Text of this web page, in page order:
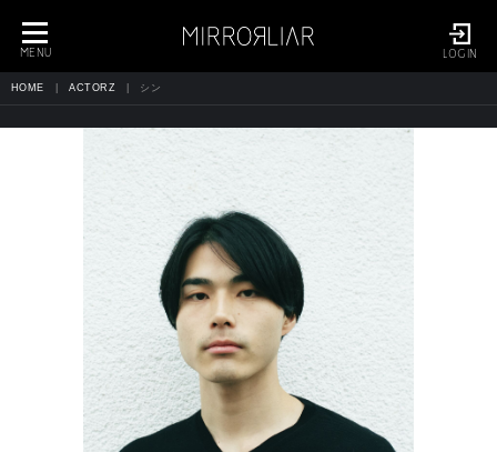
LOGIN
toggle
navigation
MENU
HOME ACTORZ シン